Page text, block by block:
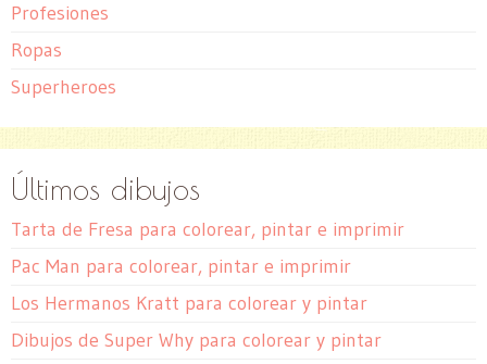
Profesiones
Ropas
Superheroes
Últimos dibujos
Tarta de Fresa para colorear, pintar e imprimir
Pac Man para colorear, pintar e imprimir
Los Hermanos Kratt para colorear y pintar
Dibujos de Super Why para colorear y pintar